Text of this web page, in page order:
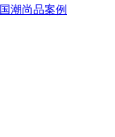
国潮尚品案例